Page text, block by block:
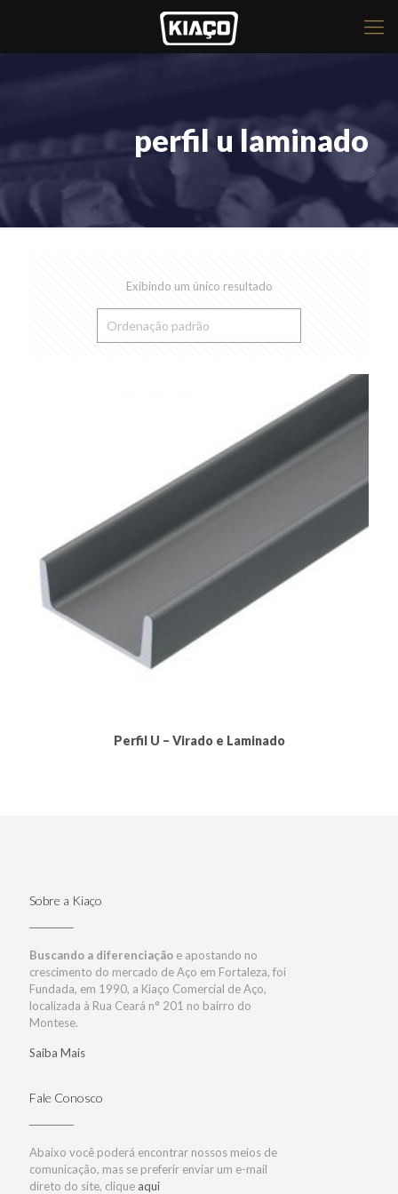
perfil u laminado
Exibindo um único resultado
Perfil U – Virado e Laminado
Sobre a Kiaço
Buscando a diferenciação e apostando no
crescimento do mercado de Aço em Fortaleza, foi
Fundada, em 1990, a Kiaço Comercial de Aço,
localizada à Rua Ceará n° 201 no bairro do
Montese.
Saiba Mais
Fale Conosco
Abaixo você poderá encontrar nossos meios de
comunicação, mas se preferir enviar um e-mail
direto do site, clique aqui